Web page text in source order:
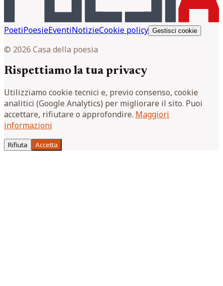
PoetiPoesieEventiNotizieCookie policy Gestisci cookie
© 2026 Casa della poesia
Rispettiamo la tua privacy
Utilizziamo cookie tecnici e, previo consenso, cookie
analitici (Google Analytics) per migliorare il sito. Puoi
accettare, rifiutare o approfondire. Maggiori
informazioni
Rifiuta Accetta